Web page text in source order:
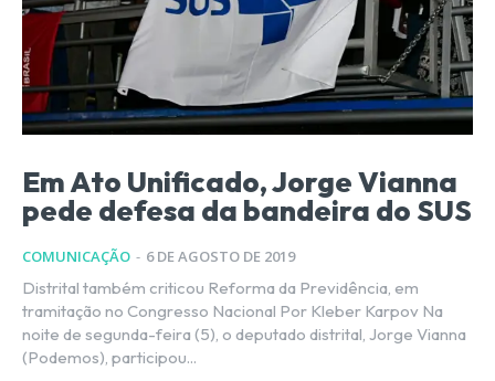
Em Ato Unificado, Jorge Vianna
pede defesa da bandeira do SUS
COMUNICAÇÃO - 6 DE AGOSTO DE 2019
Distrital também criticou Reforma da Previdência, em
tramitação no Congresso Nacional Por Kleber Karpov Na
noite de segunda-feira (5), o deputado distrital, Jorge Vianna
(Podemos), participou...